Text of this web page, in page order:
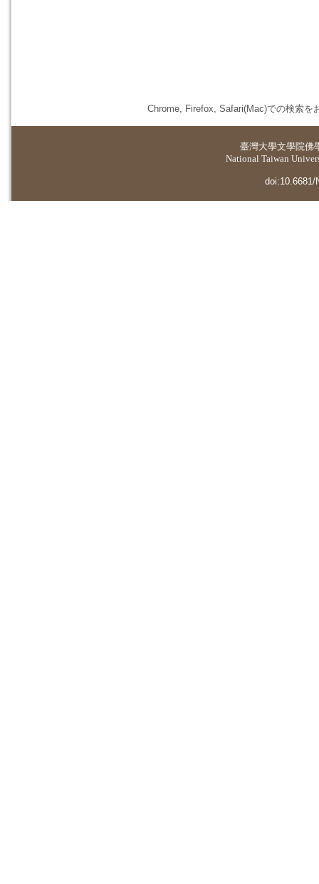
Chrome, Firefox, Safari(Mac)での検索を
臺灣大學文學院佛
National Taiwan
doi:10.6681/